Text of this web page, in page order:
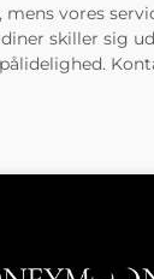
vores
skiller sig